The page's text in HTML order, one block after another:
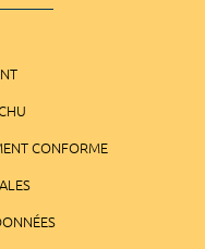
CONFORME